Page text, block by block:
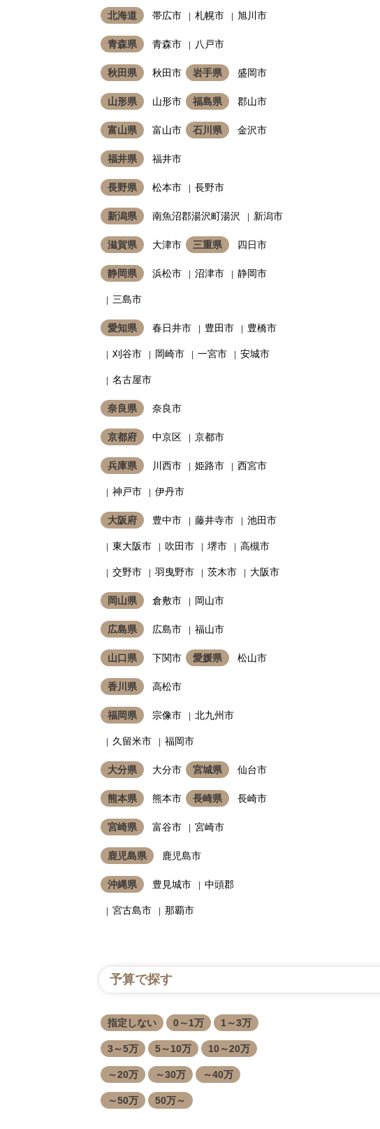
北海道 帯広市 札幌市 旭川市
青森県 青森市 八戸市
秋田県 秋田市 岩手県 盛岡市
山形県 山形市 福島県 郡山市
富山県 富山市 石川県 金沢市
福井県 福井市
長野県 松本市 長野市
新潟県 南魚沼郡湯沢町湯沢 新潟市
滋賀県 大津市 三重県 四日市
静岡県 浜松市 沼津市 静岡市
三島市
愛知県 春日井市 豊田市 豊橋市
刈谷市 岡崎市 一宮市 安城市
名古屋市
奈良県 奈良市
京都府 中京区 京都市
兵庫県 川西市 姫路市 西宮市
神戸市 伊丹市
大阪府 豊中市 藤井寺市 池田市
東大阪市 吹田市 堺市 高槻市
交野市 羽曳野市 茨木市 大阪市
岡山県 倉敷市 岡山市
広島県 広島市 福山市
山口県 下関市 愛媛県 松山市
香川県 高松市
福岡県 宗像市 北九州市
久留米市 福岡市
大分県 大分市 宮城県 仙台市
熊本県 熊本市 長崎県 長崎市
宮崎県 富谷市 宮崎市
鹿児島県 鹿児島市
沖縄県 豊見城市 中頭郡
宮古島市 那覇市
予算で探す
指定しない 0～1万 1～3万
3～5万 5～10万 10～20万
～20万 ～30万 ～40万
～50万 50万～